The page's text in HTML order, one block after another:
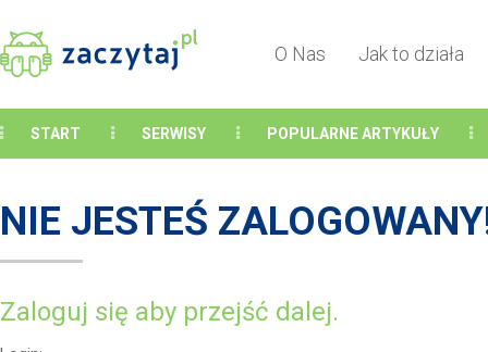
O Nas Jak to działa
START SERWISY POPULARNE ARTYKUŁY
NIE JESTEŚ
Zaloguj się aby przejść dalej.